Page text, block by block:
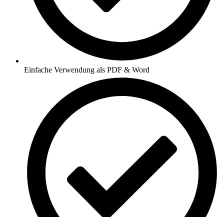
Einfache Verwendung als PDF & Word